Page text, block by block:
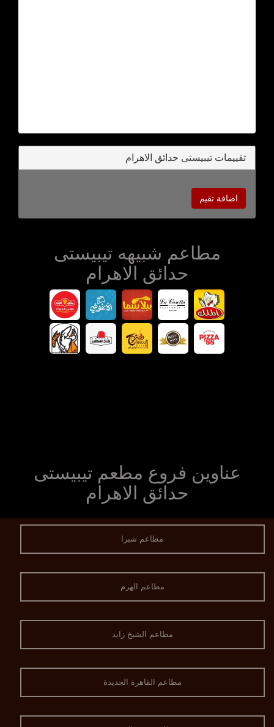
تقييمات تيبيستى حدائق الاهرام
اضافة تقيم
مطاعم شبيهه تيبيستى
حدائق الاهرام
عناوين فروع مطعم تيبيستى
حدائق الاهرام
مطاعم شبرا
مطاعم الهرم
مطاعم الشيخ زايد
مطاعم القاهرة الجديدة